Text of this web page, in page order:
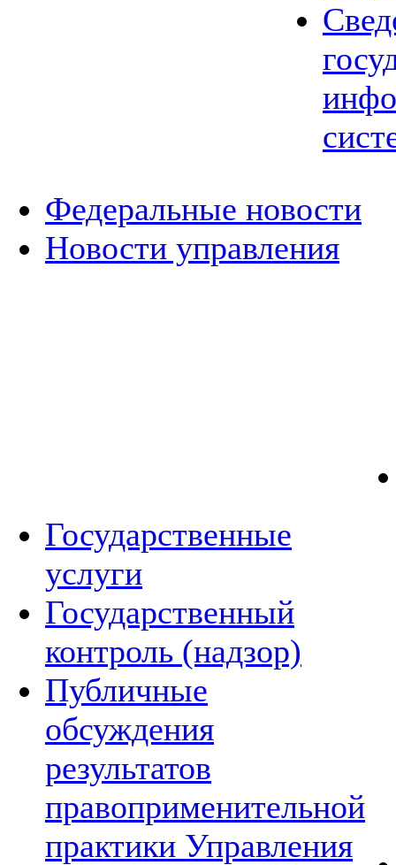
Федеральные новости
Новости управления
Государственные
услуги
Государственный
контроль (надзор)
Публичные
обсуждения
результатов
правоприменительной
практики Управления